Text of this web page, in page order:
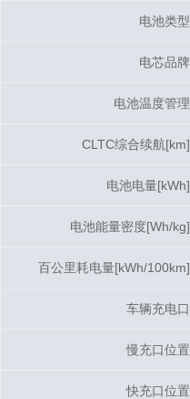
电池类型
电芯品牌
电池温度管理
CLTC综合续航[km]
电池电量[kWh]
电池能量密度[Wh/kg]
百公里耗电量[kWh/100km]
车辆充电口
慢充口位置
快充口位置
电池类型
电芯品牌
电池温度管理
CLTC综合续航[km]
电池电量[kWh]
电池能量密度[Wh/kg]
百公里耗电量[kWh/100km]
车辆充电口
慢充口位置
快充口位置